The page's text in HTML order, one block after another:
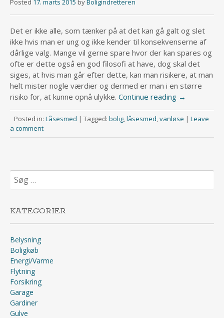
Posted 17. marts 2015 byBoligindretteren
Det er ikke alle, som tænker på at det kan gå galt og slet
ikke hvis man er ung og ikke kender til konsekvenserne af
dårlige valg. Mange vil gerne spare hvor der kan spares og
ofte er dette også en god filosofi at have, dog skal det
siges, at hvis man går efter dette, kan man risikere, at man
helt mister nogle værdier og dermed er man i en større
risiko for, at kunne opnå ulykke. Continue reading →
Posted in: Låsesmed | Tagged: bolig,låsesmed,vanløse | Leave
a comment
Søg
efter:
KATEGORIER
Belysning
Boligkøb
Energi/Varme
Flytning
Forsikring
Garage
Gardiner
Gulve